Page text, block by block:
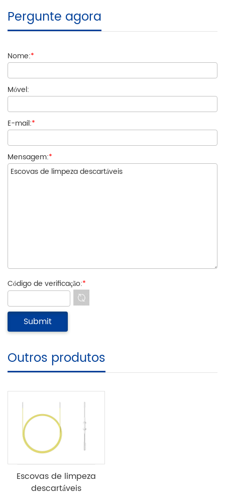
Pergunte agora
Nome:*
Móvel:
E-mail:*
Mensagem:*
Código de verificação:*
Outros produtos
Escovas de limpeza
descartáveis